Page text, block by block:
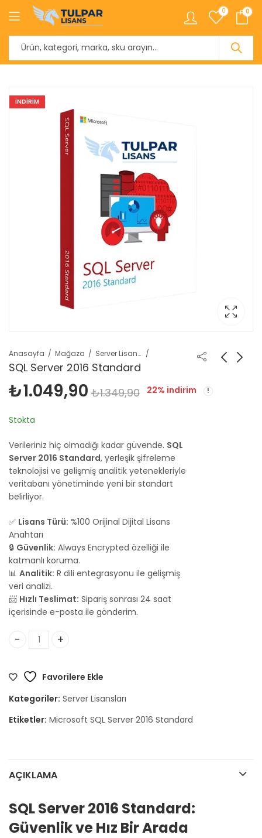
0 0
INDIRIM
Anasayfa Mağaza Server Lisansları
SQL Server 2016 Standard
₺1.049,90 ₺1.349,90 22% indirim
Stokta
Verileriniz hiç olmadığı kadar güvende. SQL
Server 2016 Standard, yerleşik şifreleme
teknolojisi ve gelişmiş analitik yetenekleriyle
veritabanı yönetiminde yeni bir standart
belirliyor.
✅ Lisans Türü: %100 Orijinal Dijital Lisans
Anahtarı
🔒 Güvenlik: Always Encrypted özelliği ile
katmanlı koruma.
📊 Analitik: R dili entegrasyonu ile gelişmiş
veri analizi.
📨 Hızlı Teslimat: Sipariş sonrası 24 saat
içerisinde e-posta ile gönderim.
SQL Server 2016 Standard adet
Favorilere Ekle
Kategoriler: Server Lisansları
Etiketler: Microsoft SQL Server 2016 Standard
AÇIKLAMA
SQL Server 2016 Standard:
Güvenlik ve Hız Bir Arada